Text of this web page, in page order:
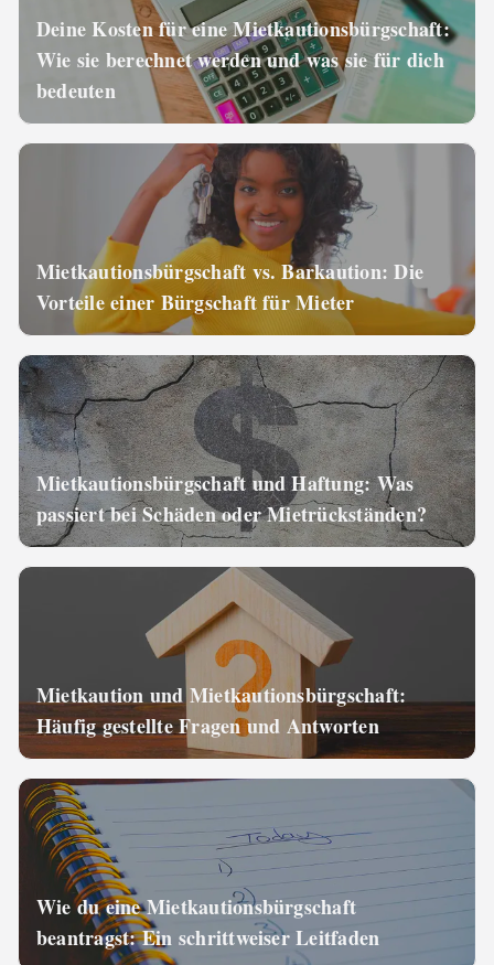
Deine Kosten für eine Mietkautionsbürgschaft:
Wie sie berechnet werden und was sie für dich
bedeuten
Mietkautionsbürgschaft vs. Barkaution: Die
Vorteile einer Bürgschaft für Mieter
Mietkautionsbürgschaft und Haftung: Was
passiert bei Schäden oder Mietrückständen?
Mietkaution und Mietkautionsbürgschaft:
Häufig gestellte Fragen und Antworten
Wie du eine Mietkautionsbürgschaft
beantragst: Ein schrittweiser Leitfaden